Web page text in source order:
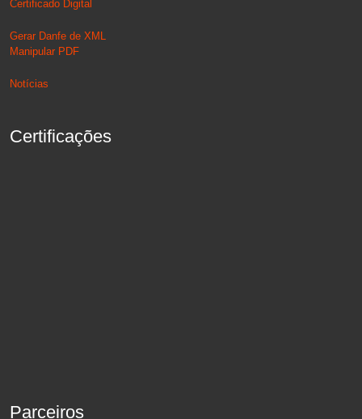
Certificado Digital
Gerar Danfe de XML
Manipular PDF
Notícias
Certificações
Parceiros